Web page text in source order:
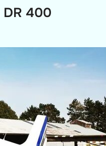
DR 400